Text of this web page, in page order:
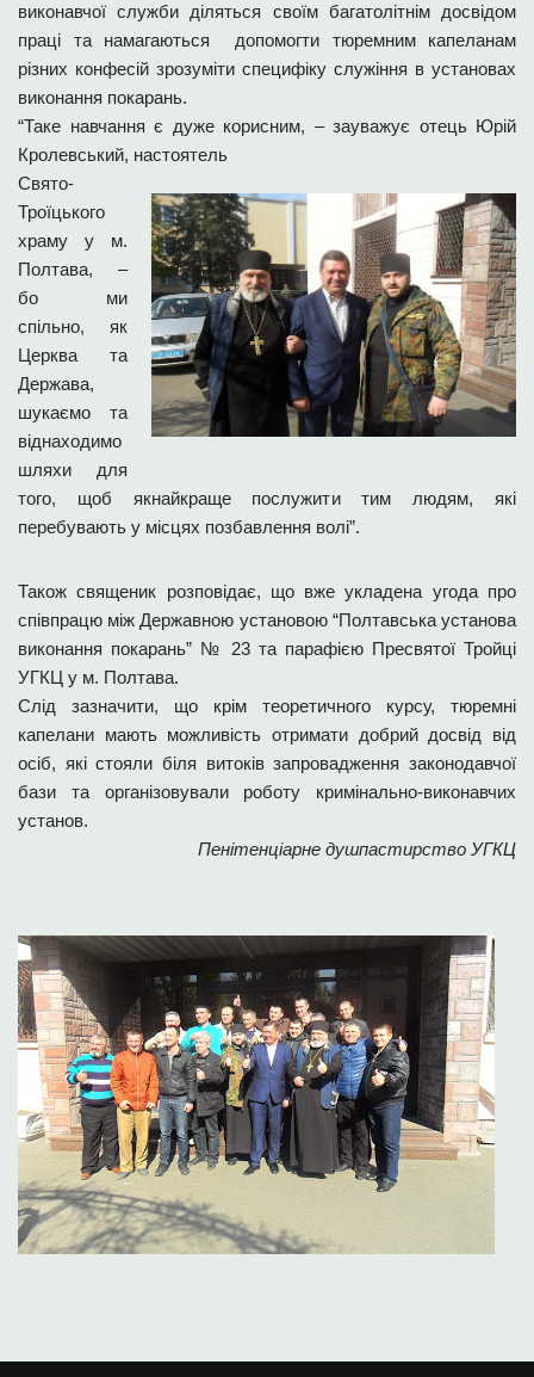
виконавчої служби діляться своїм багатолітнім досвідом
праці та намагаються допомогти тюремним капеланам
різних конфесій зрозуміти специфіку служіння в установах
виконання покарань.
“Таке навчання є дуже корисним, – зауважує отець Юрій
Кролевський, настоятель
Свято-
Троїцького
храму у м.
Полтава, –
бо ми
спільно, як
Церква та
Держава,
шукаємо та
віднаходимо
шляхи для
того, щоб якнайкраще послужити тим людям, які
перебувають у місцях позбавлення волі”.
Також священик розповідає, що вже укладена угода про
співпрацю між Державною установою “Полтавська установа
виконання покарань” № 23 та парафією Пресвятої Тройці
УГКЦ у м. Полтава.
Слід зазначити, що крім теоретичного курсу, тюремні
капелани мають можливість отримати добрий досвід від
осіб, які стояли біля витоків запровадження законодавчої
бази та організовували роботу кримінально-виконавчих
установ.
Пенітенціарне душпастирство УГКЦ